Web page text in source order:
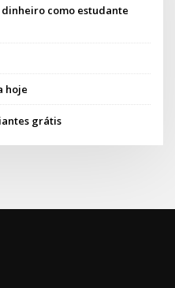
como estudante
hoje
grátis